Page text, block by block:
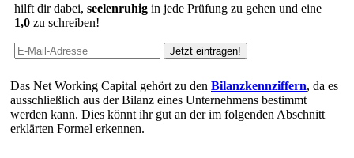
hilft dir dabei, seelenruhig in jede Prüfung zu gehen und eine
1,0 zu schreiben!
Das Net Working Capital gehört zu den Bilanzkennziffern, da es
ausschließlich aus der Bilanz eines Unternehmens bestimmt
werden kann. Dies könnt ihr gut an der im folgenden Abschnitt
erklärten Formel erkennen.